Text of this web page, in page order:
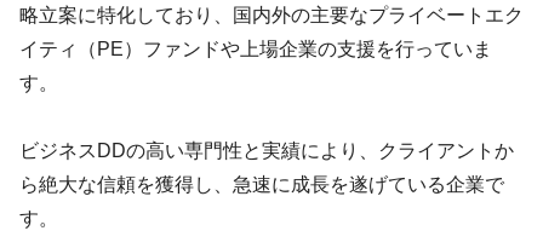
略立案に特化しており、国内外の主要なプライベートエク
イティ（PE）ファンドや上場企業の支援を行っていま
す。
ビジネスDDの高い専門性と実績により、クライアントか
ら絶大な信頼を獲得し、急速に成長を遂げている企業で
す。